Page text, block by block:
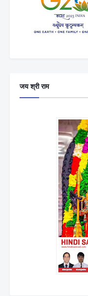
जय श्री राम